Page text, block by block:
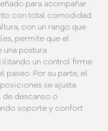
para acompañar
con total comodidad.
con un rango que
permite que el
una postura
un control firme
paseo. Por su parte, el
se ajusta
descanso o
soporte y confort